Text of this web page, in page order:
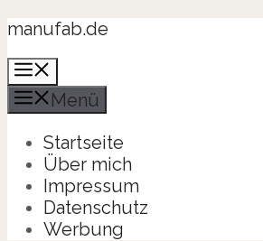
Zum
springen
manufab.de
Menü
Startseite
Über mich
Impressum
Datenschutz
Werbung